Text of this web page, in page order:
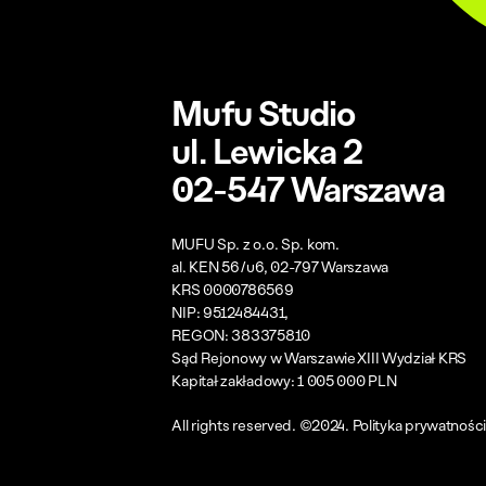
Mufu Studio
ul. Lewicka 2
02-547 Warszawa
MUFU Sp. z o.o. Sp. kom.
al. KEN 56/u6, 02-797 Warszawa
KRS 0000786569
NIP: 9512484431,
REGON: 383375810
Sąd Rejonowy w Warszawie XIII Wydział KRS
Kapitał zakładowy: 1 005 000 PLN
All rights reserved. ©2024. Polityka prywatności